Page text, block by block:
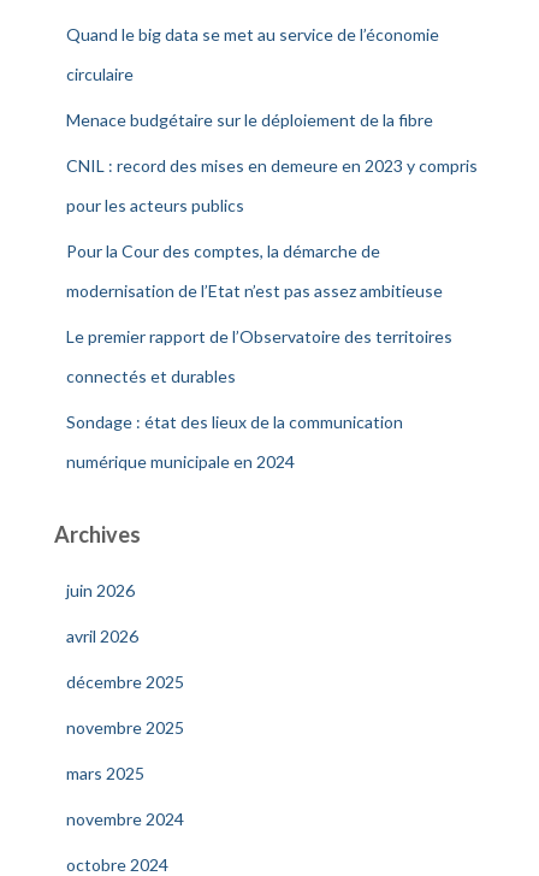
Quand le big data se met au service de l’économie
circulaire
Menace budgétaire sur le déploiement de la fibre
CNIL : record des mises en demeure en 2023 y compris
pour les acteurs publics
Pour la Cour des comptes, la démarche de
modernisation de l’Etat n’est pas assez ambitieuse
Le premier rapport de l’Observatoire des territoires
connectés et durables
Sondage : état des lieux de la communication
numérique municipale en 2024
Archives
juin 2026
avril 2026
décembre 2025
novembre 2025
mars 2025
novembre 2024
octobre 2024